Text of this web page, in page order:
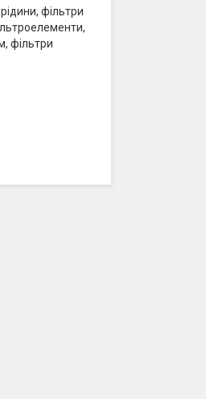
фільтри
фільтри